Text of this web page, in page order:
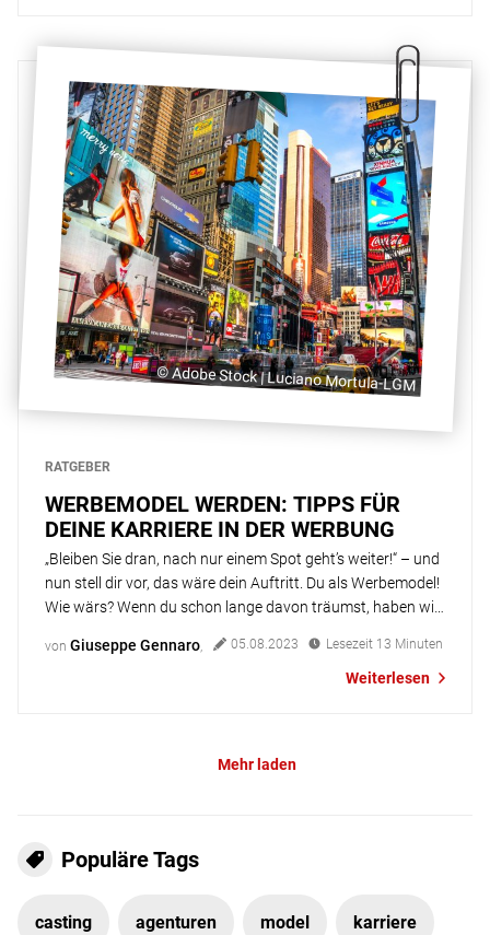
© Adobe Stock | Luciano Mortula-LGM
RATGEBER
WERBEMODEL WERDEN: TIPPS FÜR
DEINE KARRIERE IN DER WERBUNG
„Bleiben Sie dran, nach nur einem Spot geht’s weiter!“ – und
nun stell dir vor, das wäre dein Auftritt. Du als Werbemodel!
Wie wärs? Wenn du schon lange davon träumst, haben wir
Wenn du dich allgemein dafür interessierst, als Model zu
von Giuseppe Gennaro, 05.08.2023 Lesezeit 13 Minuten
Weiterlesen
Mehr laden
Populäre Tags
casting agenturen model karriere